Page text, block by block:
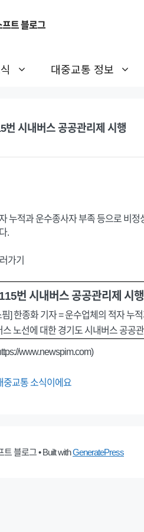
프트 블로그
대중교통 정보
번 시내버스 공공관리제 시행
누적과 운수종사자 부족 등으로 비
.
가기
번 시내버스 공공관리제 시행
] 한종화 기자 = 운수업체의 적자 누
스 노선에 대한 경기도 시내버스 공공
www.newspim.com)
중교통 소식이에요
트 블로그• Built withGeneratePress